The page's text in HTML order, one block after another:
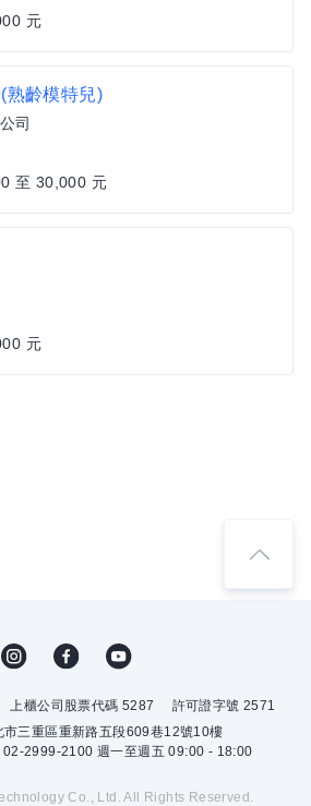
元
熟齡模特兒)
司
至 30,000 元
元
上櫃公司股票代碼 5287
許可證字號 2571
市三重區重新路五段609巷12號10樓
02-2999-2100 週一至週五 09:00 - 18:00
Co., Ltd. All Rights Reserved.